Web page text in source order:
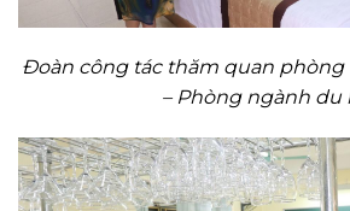
Đoàn công tác thăm quan
– Phòng ngành du